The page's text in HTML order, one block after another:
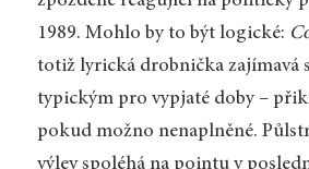
1989. Mohlo by to být logické:
totiž lyrická drobnička zajímavá
typickým pro vypjaté doby –
pokud možno nenaplněné.
výlev spoléhá na pointu v